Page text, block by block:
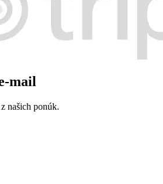
mail
našich ponúk.